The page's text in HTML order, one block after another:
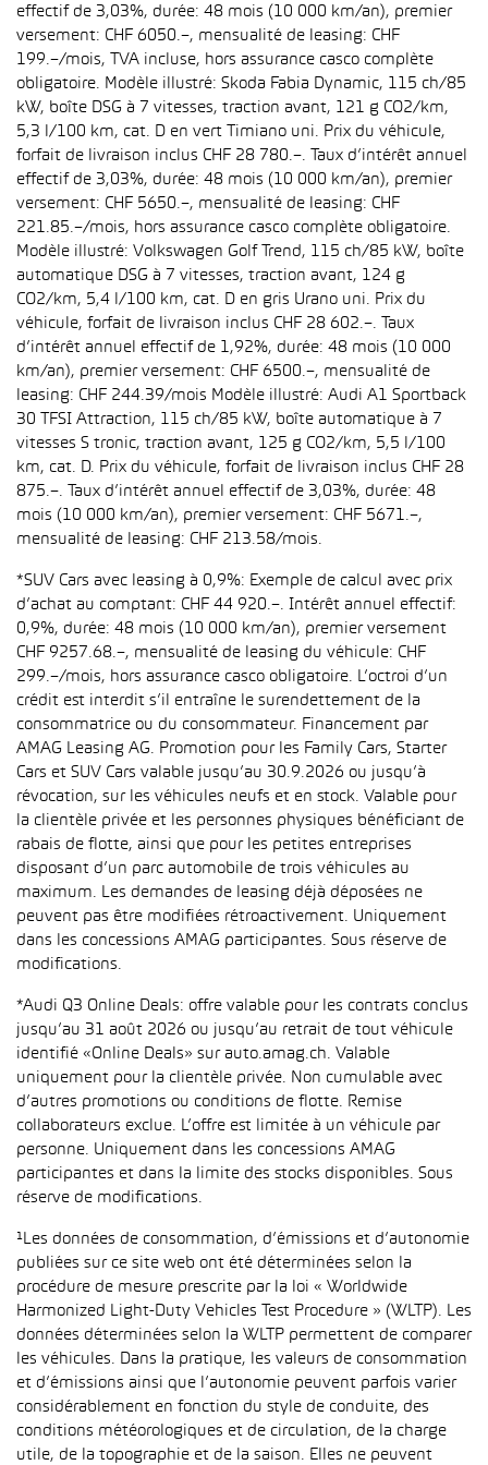
effectif de 3,03%, durée: 48 mois (10 000 km/an), premier
versement: CHF 6050.–, mensualité de leasing: CHF
199.–/mois, TVA incluse, hors assurance casco complète
obligatoire. Modèle illustré: Skoda Fabia Dynamic, 115 ch/85
kW, boîte DSG à 7 vitesses, traction avant, 121 g CO2/km,
5,3 l/100 km, cat. D en vert Timiano uni. Prix du véhicule,
forfait de livraison inclus CHF 28 780.–. Taux d’intérêt annuel
effectif de 3,03%, durée: 48 mois (10 000 km/an), premier
versement: CHF 5650.–, mensualité de leasing: CHF
221.85.–/mois, hors assurance casco complète obligatoire.
Modèle illustré: Volkswagen Golf Trend, 115 ch/85 kW, boîte
automatique DSG à 7 vitesses, traction avant, 124 g
CO2/km, 5,4 l/100 km, cat. D en gris Urano uni. Prix du
véhicule, forfait de livraison inclus CHF 28 602.–. Taux
d’intérêt annuel effectif de 1,92%, durée: 48 mois (10 000
km/an), premier versement: CHF 6500.–, mensualité de
leasing: CHF 244.39/mois Modèle illustré: Audi A1 Sportback
30 TFSI Attraction, 115 ch/85 kW, boîte automatique à 7
vitesses S tronic, traction avant, 125 g CO2/km, 5,5 l/100
km, cat. D. Prix du véhicule, forfait de livraison inclus CHF 28
875.–. Taux d’intérêt annuel effectif de 3,03%, durée: 48
mois (10 000 km/an), premier versement: CHF 5671.–,
mensualité de leasing: CHF 213.58/mois.
*SUV Cars avec leasing à 0,9%: Exemple de calcul avec prix
d’achat au comptant: CHF 44 920.–. Intérêt annuel effectif:
0,9%, durée: 48 mois (10 000 km/an), premier versement
CHF 9257.68.–, mensualité de leasing du véhicule: CHF
299.–/mois, hors assurance casco obligatoire. L’octroi d’un
crédit est interdit s’il entraîne le surendettement de la
consommatrice ou du consommateur. Financement par
AMAG Leasing AG. Promotion pour les Family Cars, Starter
Cars et SUV Cars valable jusqu’au 30.9.2026 ou jusqu’à
révocation, sur les véhicules neufs et en stock. Valable pour
la clientèle privée et les personnes physiques bénéficiant de
rabais de flotte, ainsi que pour les petites entreprises
disposant d’un parc automobile de trois véhicules au
maximum. Les demandes de leasing déjà déposées ne
peuvent pas être modifiées rétroactivement. Uniquement
dans les concessions AMAG participantes. Sous réserve de
modifications.
*Audi Q3 Online Deals: offre valable pour les contrats conclus
jusqu’au 31 août 2026 ou jusqu’au retrait de tout véhicule
identifié «Online Deals» sur auto.amag.ch. Valable
uniquement pour la clientèle privée. Non cumulable avec
d’autres promotions ou conditions de flotte. Remise
collaborateurs exclue. L’offre est limitée à un véhicule par
personne. Uniquement dans les concessions AMAG
participantes et dans la limite des stocks disponibles. Sous
réserve de modifications.
¹Les données de consommation, d’émissions et d’autonomie
publiées sur ce site web ont été déterminées selon la
procédure de mesure prescrite par la loi « Worldwide
Harmonized Light-Duty Vehicles Test Procedure » (WLTP). Les
données déterminées selon la WLTP permettent de comparer
les véhicules. Dans la pratique, les valeurs de consommation
et d’émissions ainsi que l’autonomie peuvent parfois varier
considérablement en fonction du style de conduite, des
conditions météorologiques et de circulation, de la charge
utile, de la topographie et de la saison. Elles ne peuvent